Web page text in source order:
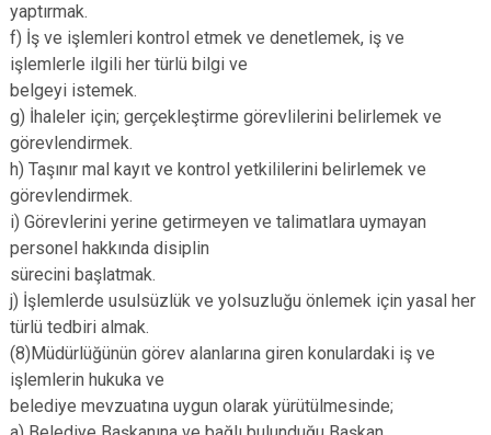
yaptırmak.
f) İş ve işlemleri kontrol etmek ve denetlemek, iş ve
işlemlerle ilgili her türlü bilgi ve
belgeyi istemek.
g) İhaleler için; gerçekleştirme görevlilerini belirlemek ve
görevlendirmek.
h) Taşınır mal kayıt ve kontrol yetkililerini belirlemek ve
görevlendirmek.
i) Görevlerini yerine getirmeyen ve talimatlara uymayan
personel hakkında disiplin
sürecini başlatmak.
j) İşlemlerde usulsüzlük ve yolsuzluğu önlemek için yasal her
türlü tedbiri almak.
(8)Müdürlüğünün görev alanlarına giren konulardaki iş ve
işlemlerin hukuka ve
belediye mevzuatına uygun olarak yürütülmesinde;